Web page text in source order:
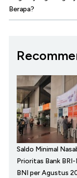
Berapa?
Saldo Minimal
Prioritas Bank
BNI per Agustus